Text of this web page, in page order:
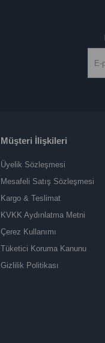
Müşteri İlişkileri
Üyelik Sözleşmesi
Mesafeli Satış Sözleşmesi
Kargo & Teslimat
KVKK Aydınlatma Metni
Çerez Kullanımı
Tüketici Koruma Kanunu
Gizlilik Politikası